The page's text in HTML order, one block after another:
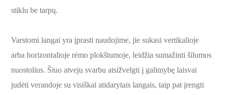
stiklu be tarpų.
Varstomi langai yra įprasti naudojime, jie sukasi vertikalioje
arba horizontalioje rėmo plokštumoje, leidžia sumažinti šilumos
nuostolius. Šiuo atveju svarbu atsižvelgti į galimybę laisvai
judėti verandoje su visiškai atidarytais langais, taip pat įrengti